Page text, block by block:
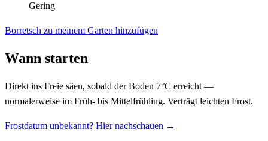
Gering
Borretsch zu meinem Garten hinzufügen
Wann starten
Direkt ins Freie säen, sobald der Boden 7°C erreicht —
normalerweise im Früh- bis Mittelfrühling. Verträgt leichten Frost.
Frostdatum unbekannt? Hier nachschauen →